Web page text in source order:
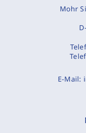
Mohr
E-Mail: